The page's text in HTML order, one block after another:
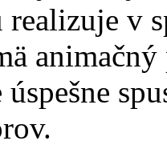
realizuje v